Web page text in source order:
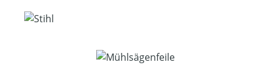
Bildergalerie überspringen